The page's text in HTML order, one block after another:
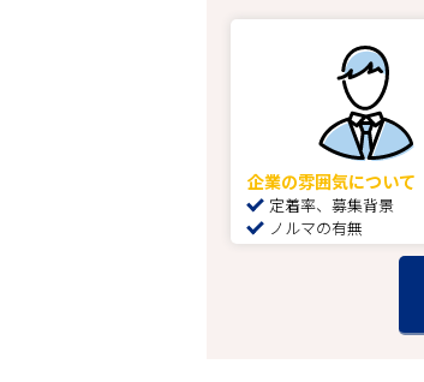
企業の雰囲気について
定着率、募集背景
ノルマの有無